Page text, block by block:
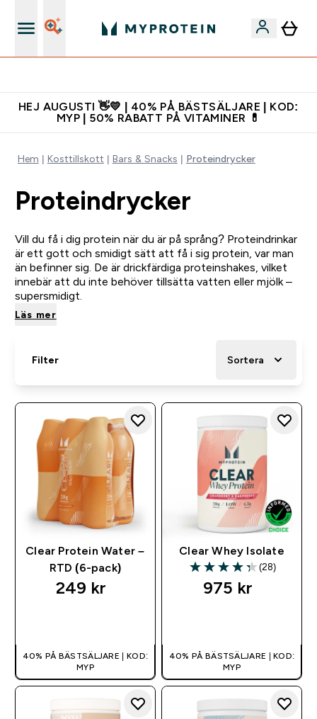
HEJ AUGUSTI 👋💛 | 40% PÅ BÄSTSÄLJARE | KOD:
MYP | 50% RABATT PÅ VITAMINER 💊
Hem Kosttillskott Bars & Snacks Proteindrycker
Proteindrycker
Vill du få i dig protein när du är på språng? Proteindrinkar
är ett gott och smidigt sätt att få i sig protein, var man
än befinner sig. De är drickfärdiga proteinshakes, vilket
innebär att du inte behöver tillsätta vatten eller mjölk –
supersmidigt.
Läs mer
Filter Sortera
Clear Protein Water –
RTD (6-pack)
249 kr‎
40% PÅ BÄSTSÄLJARE | KOD:
MYP
Clear Whey Isolate
4.32 out of 5 stars
(28)
975 kr‎
40% PÅ BÄSTSÄLJARE | KOD:
MYP